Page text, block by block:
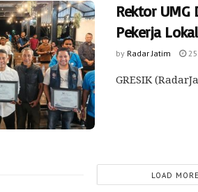
Rektor
Pekerja Lokal
by Radar Jatim 25
GRESIK
LOAD MORE